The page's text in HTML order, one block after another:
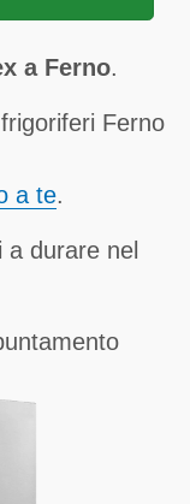
a Ferno.
Ferno
a te.
durare nel